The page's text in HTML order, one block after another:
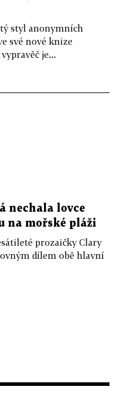
styl anonymních
své nové knize
je...
nechala lovce
na mořské pláži
prozaičky Clary
dílem obě hlavní